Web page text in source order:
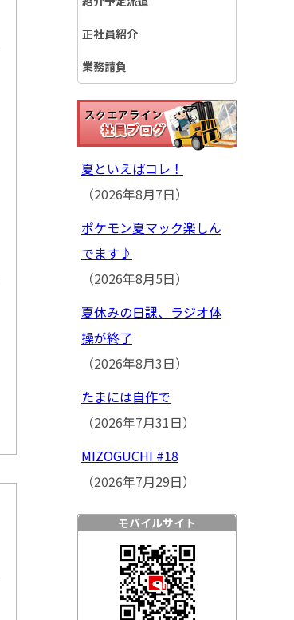
正社員紹介
業務請負
夏といえばコレ！
（2026年8月7日）
ポケモン夏マック楽しん
でます♪
（2026年8月5日）
夏休みの日課、ラジオ体
操が終了
（2026年8月3日）
たまには自作で
（2026年7月31日）
MIZOGUCHI #18
（2026年7月29日）
モバイルサイト